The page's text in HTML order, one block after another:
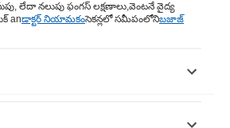
లేదా నలుపు ఫంగస్ లక్షణాలు,వెంటనే వైద్య
anడాక్టర్ నియామకంసెకన్లలో సమీపంలోనిబజాజ్
fungal/diseases/mucormycosis/index.html